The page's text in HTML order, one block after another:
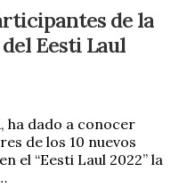
de la
Eesti Laul
ha dado a conocer
de los 10 nuevos
el “Eesti Laul 2022” la